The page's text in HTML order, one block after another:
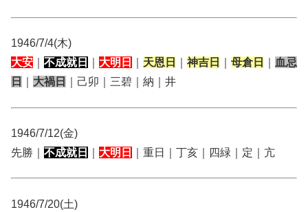
1946/7/4(木)
大安
不成就日 大明日 天恩日 神吉日 母倉日
血忌
日
大禍日 ｜己卯｜三碧｜納｜井
1946/7/12(金)
先勝｜ 不成就日 大明日 ｜重日｜丁亥｜四緑｜定｜亢
1946/7/20(土)